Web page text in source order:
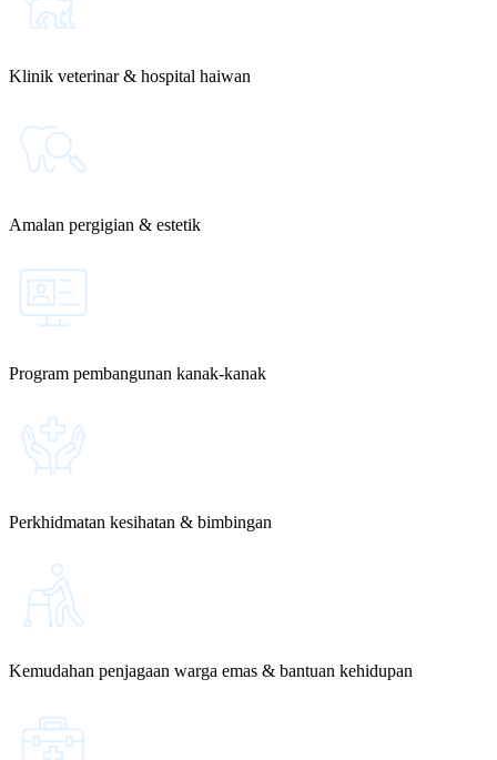
Klinik veterinar & hospital haiwan
Amalan pergigian & estetik
Program pembangunan kanak-kanak
Perkhidmatan kesihatan & bimbingan
Kemudahan penjagaan warga emas & bantuan kehidupan